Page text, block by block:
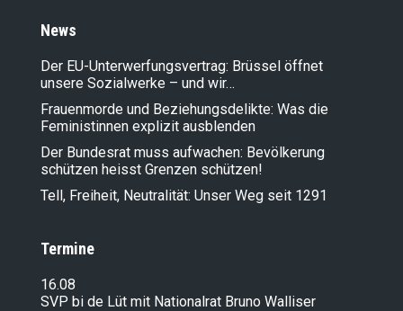
News
Der EU-Unterwerfungsvertrag: Brüssel öffnet
unsere Sozialwerke – und wir…
Frauenmorde und Beziehungsdelikte: Was die
Feministinnen explizit ausblenden
Der Bundesrat muss aufwachen: Bevölkerung
schützen heisst Grenzen schützen!
Tell, Freiheit, Neutralität: Unser Weg seit 1291
Termine
16.08
SVP bi de Lüt mit Nationalrat Bruno Walliser